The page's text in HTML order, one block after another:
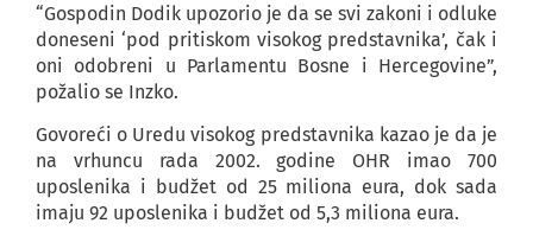
“Gospodin Dodik upozorio je da se svi zakoni i odluke
doneseni ‘pod pritiskom visokog predstavnika’, čak i
oni odobreni u Parlamentu Bosne i Hercegovine”,
požalio se Inzko.
Govoreći o Uredu visokog predstavnika kazao je da je
na vrhuncu rada 2002. godine OHR imao 700
uposlenika i budžet od 25 miliona eura, dok sada
imaju 92 uposlenika i budžet od 5,3 miliona eura.